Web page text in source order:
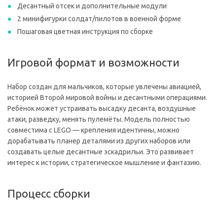
Десантный отсек и дополнительные модули
2 минифигурки солдат/пилотов в военной форме
Пошаговая цветная инструкция по сборке
Игровой формат и возможности
Набор создан для мальчиков, которые увлечены авиацией,
историей Второй мировой войны и десантными операциями.
Ребёнок может устраивать высадку десанта, воздушные
атаки, разведку, менять пулемёты. Модель полностью
совместима с LEGO — крепления идентичны, можно
дорабатывать планер деталями из других наборов или
создавать целые десантные эскадрильи. Это развивает
интерес к истории, стратегическое мышление и фантазию.
Процесс сборки